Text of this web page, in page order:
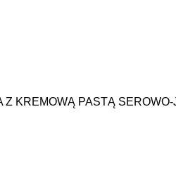
Z KREMOWĄ PASTĄ